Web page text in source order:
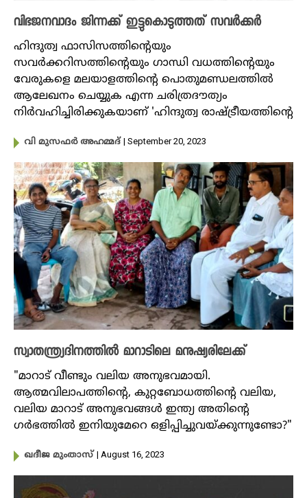
വിഭജനവാദം ജിന്നക്ക് ഇട്ടുകൊടുത്തത് സവർക്കർ
ഹിന്ദുത്വ ഫാസിസത്തിന്റെയും
സവർക്കറിസത്തിന്റെയും ​ഗാന്ധി വധത്തിന്റെയും
വേരുകളെ മലയാളത്തിന്റെ പൊതുമണ്ഡലത്തിൽ
ആലേഖനം ചെയ്യുക എന്ന ചരിത്രദൗത്യം
നിർവഹിച്ചിരിക്കുകയാണ് 'ഹിന്ദുത്വ രാഷ്ട്രീയത്തിന്റെ
വി മുസഫർ അഹമ്മദ് | September 20, 2023
സ്വാതന്ത്ര്യദിനത്തിൽ മാറാടിലെ മനുഷ്യരിലേക്ക്
"മാറാട് വീണ്ടും വലിയ അനുഭവമായി.
ആത്മവിലാപത്തിൻ്റെ, കുറ്റബോധത്തിൻ്റെ വലിയ,
വലിയ മാറാട് അനുഭവങ്ങൾ ഇന്ത്യ അതിൻ്റെ
ഗർഭത്തിൽ ഇനിയുമേറെ ഒളിപ്പിച്ചുവയ്ക്കുന്നുണ്ടോ?"
ഖദീജ മുംതാസ് | August 16, 2023